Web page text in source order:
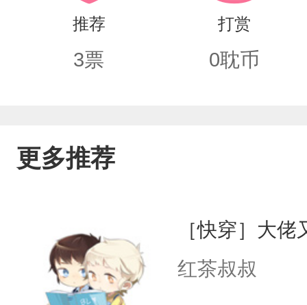
们携手克服了重重困难，在法律的殿
推荐
3票
打赏
0耽币
更多推荐
［快穿］大
红茶叔叔